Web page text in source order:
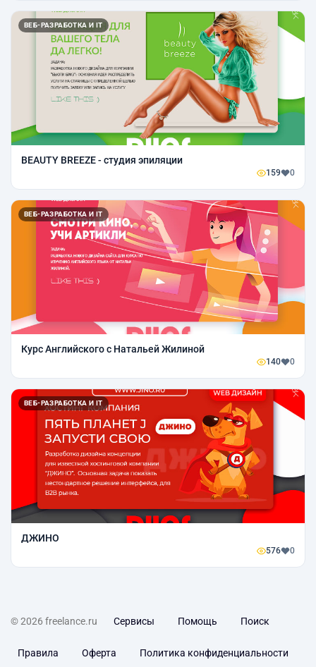
ВЕБ-РАЗРАБОТКА И IT
BEAUTY BREEZE - студия эпиляции
159 0
ВЕБ-РАЗРАБОТКА И IT
Курс Английского с Натальей Жилиной
140 0
ВЕБ-РАЗРАБОТКА И IT
ДЖИНО
576 0
© 2026 freelance.ru Сервисы Помощь Поиск
Правила Оферта Политика конфиденциальности